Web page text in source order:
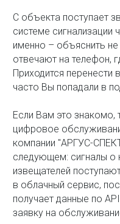
С объекта поступает
системе сигнализации
именно – объяснить
отвечают на телефон,
Приходится перенести
часто Вы попадали в
Если Вам это знакомо,
цифровое
компании "АРГУС-
следующем: сигналы о
извещателей
в облачный сервис,
получает данные по
заявку на